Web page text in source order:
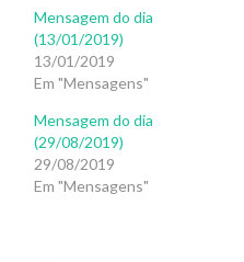
Mensagem do dia
(13/01/2019)
13/01/2019
Em "Mensagens"
Mensagem do dia
(29/08/2019)
29/08/2019
Em "Mensagens"